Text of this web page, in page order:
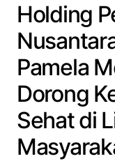
Holding
Pamela
Dorong
Sehat di